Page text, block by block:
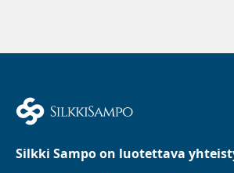
Silkki Sampo on luotettava